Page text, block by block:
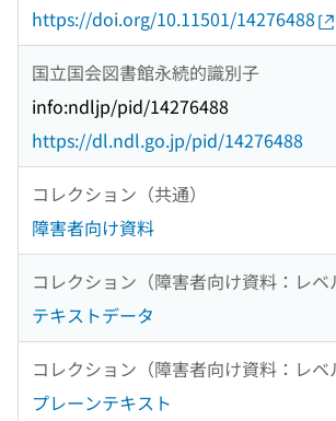
https://doi.org/10.11501/14276488
国立国会図書館永続的識別子
info:ndljp/pid/14276488
https://dl.ndl.go.jp/pid/14276488
コレクション（共通）
障害者向け資料
コレクション（障害者向け資料：レベ
テキストデータ
コレクション（障害者向け資料：レベ
プレーンテキスト